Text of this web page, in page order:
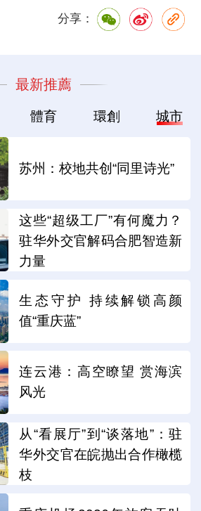
分享：
最新推薦
體育 環創 城市
苏州：校地共创“同里诗光”
这些“超级工厂”有何魔力？
驻华外交官解码合肥智造新
力量
生态守护 持续解锁高颜
值“重庆蓝”
连云港：高空瞭望 赏海滨
风光
从“看展厅”到“谈落地”：驻
华外交官在皖抛出合作橄榄
枝